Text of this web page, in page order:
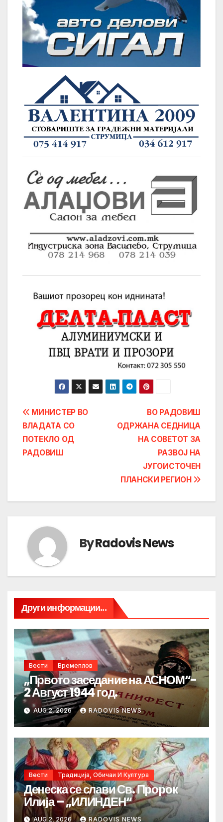
Post
navigation
ВО РАДОВИШ
ОДРЖАНА СЕДНИЦА
НА СОВЕТОТ ЗА
РАЗВОЈ НА
ЈУГОИСТОЧЕН
ПЛАНСКИ РЕГИОН
МИНИСТЕР ВО
ВЛАДАТА СО
ПОТЕКЛО ОД
РАДОВИШ
ByRadovis News
Други информации...
Вести Времеплов
„Првото заседание на АСНОМ“-
2 Август 1944 год.
AUG 2, 2026 RADOVIS NEWS
Вести Традиција, Обичаи И Култура
Денеска се слави Св. Пророк
Илија – „ИЛИНДЕН“
AUG 2, 2026 RADOVIS NEWS